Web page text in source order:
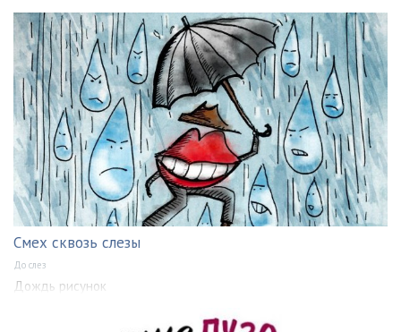
Смех сквозь слезы
До слез
Дождь рисунок